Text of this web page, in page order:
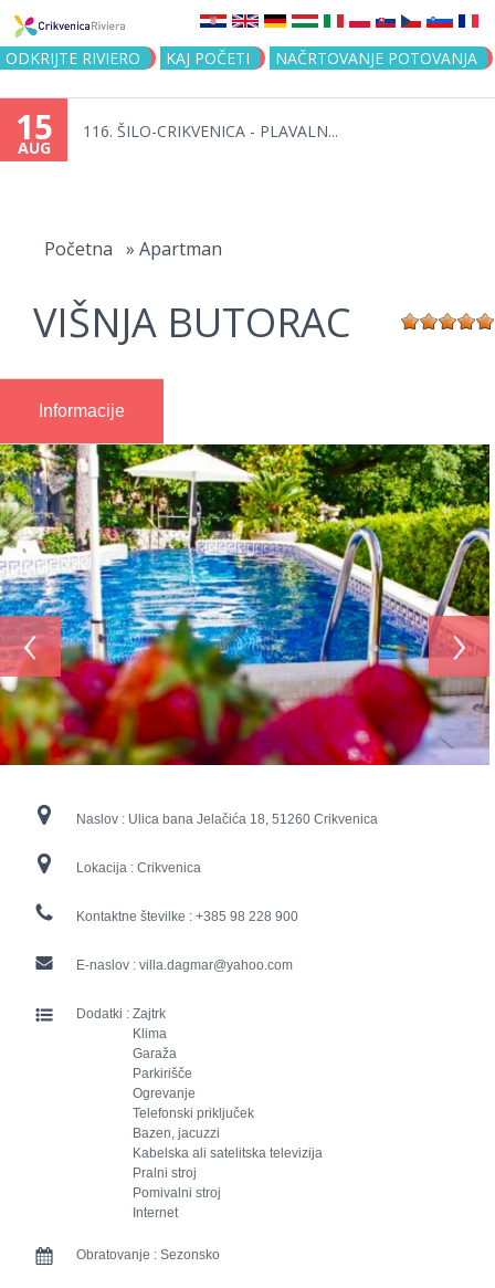
Jump to navigation
ODKRIJTE RIVIERO KAJ POČETI NAČRTOVANJE POTOVANJA
15
AUG
116. ŠILO-CRIKVENICA - PLAVALN...
Početna » Apartman
VIŠNJA BUTORAC
Informacije
‹ ›
Naslov : Ulica bana Jelačića 18, 51260 Crikvenica
Lokacija : Crikvenica
Kontaktne številke : +385 98 228 900
E-naslov : villa.dagmar@yahoo.com
Dodatki : Zajtrk
Klima
Garaža
Parkirišče
Ogrevanje
Telefonski priključek
Bazen, jacuzzi
Kabelska ali satelitska televizija
Pralni stroj
Pomivalni stroj
Internet
Obratovanje : Sezonsko